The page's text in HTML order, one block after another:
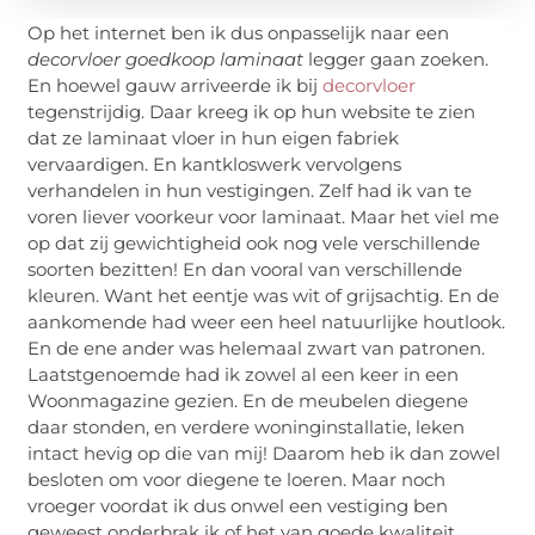
Op het internet ben ik dus onpasselijk naar een
decorvloer goedkoop laminaat legger gaan zoeken.
En hoewel gauw arriveerde ik bijdecorvloer
tegenstrijdig. Daar kreeg ik op hun website te zien
dat ze laminaat vloer in hun eigen fabriek
vervaardigen. En kantkloswerk vervolgens
verhandelen in hun vestigingen. Zelf had ik van te
voren liever voorkeur voor laminaat. Maar het viel me
op dat zij gewichtigheid ook nog vele verschillende
soorten bezitten! En dan vooral van verschillende
kleuren. Want het eentje was wit of grijsachtig. En de
aankomende had weer een heel natuurlijke houtlook.
En de ene ander was helemaal zwart van patronen.
Laatstgenoemde had ik zowel al een keer in een
Woonmagazine gezien. En de meubelen diegene
daar stonden, en verdere woninginstallatie, leken
intact hevig op die van mij! Daarom heb ik dan zowel
besloten om voor diegene te loeren. Maar noch
vroeger voordat ik dus onwel een vestiging ben